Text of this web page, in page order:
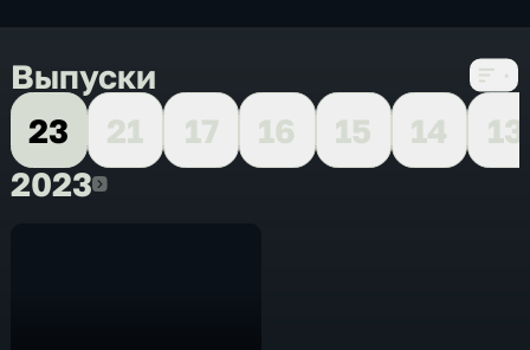
Выпуски
23
21 17 16 15 14
13
20232023